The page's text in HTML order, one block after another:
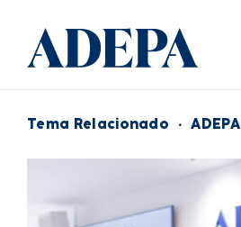
Tema Relacionado · ADEPA